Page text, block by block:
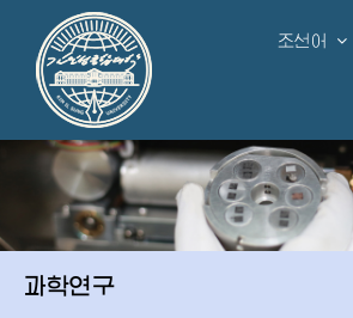
조선어
과학연구